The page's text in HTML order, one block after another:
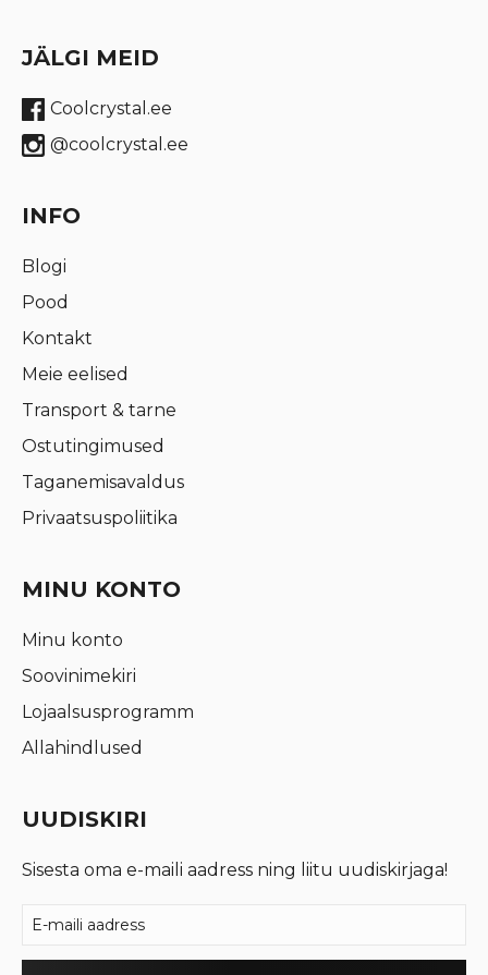
JÄLGI MEID
Coolcrystal.ee
@coolcrystal.ee
INFO
Blogi
Pood
Kontakt
Meie eelised
Transport & tarne
Ostutingimused
Taganemisavaldus
Privaatsuspoliitika
MINU KONTO
Minu konto
Soovinimekiri
Lojaalsusprogramm
Allahindlused
UUDISKIRI
Sisesta oma e-maili aadress ning liitu uudiskirjaga!